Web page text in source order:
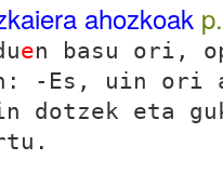
ahozkoak
en basu ori,
- Es, uin ori
dotzek eta
.